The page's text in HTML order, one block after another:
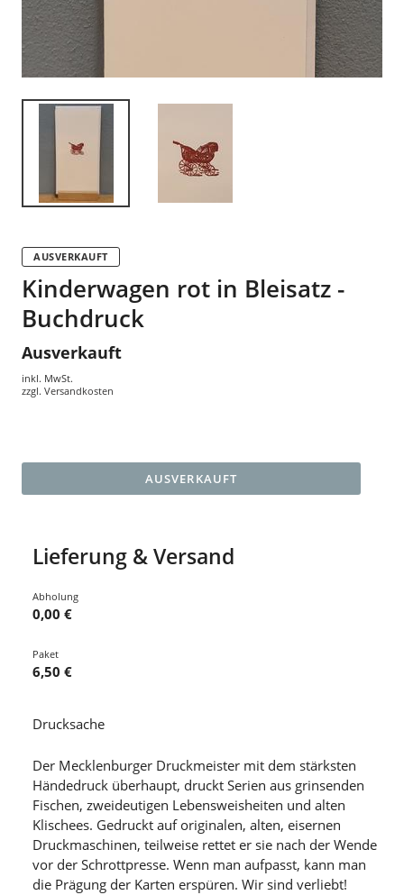
AUSVERKAUFT
Kinderwagen rot in Bleisatz -
Buchdruck
Ausverkauft
inkl. MwSt.
zzgl. Versandkosten
AUSVERKAUFT
Lieferung & Versand
Abholung
0,00 €
Paket
6,50 €
Drucksache
Der Mecklenburger Druckmeister mit dem stärksten
Händedruck überhaupt, druckt Serien aus grinsenden
Fischen, zweideutigen Lebensweisheiten und alten
Klischees. Gedruckt auf originalen, alten, eisernen
Druckmaschinen, teilweise rettet er sie nach der Wende
vor der Schrottpresse. Wenn man aufpasst, kann man
die Prägung der Karten erspüren. Wir sind verliebt!